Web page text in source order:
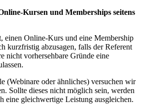
Kursen und Memberships seitens
einen Online-Kurs und eine Membership
kurzfristig abzusagen, falls der Referent
nicht vorhersehbare Gründe eine
(Webinare oder ähnliches) versuchen wir
Sollte dieses nicht möglich sein, werden
eine gleichwertige Leistung ausgleichen.